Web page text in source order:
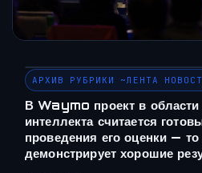
АРХИВ РУБРИКИ ~ЛЕНТА
В Waymo проект в области
интеллекта считается
проведения его оценки —
демонстрирует хорошие